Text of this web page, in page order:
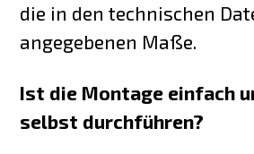
die in den technischen
angegebenen Maße.
Ist die Montage einfach
selbst durchführen?